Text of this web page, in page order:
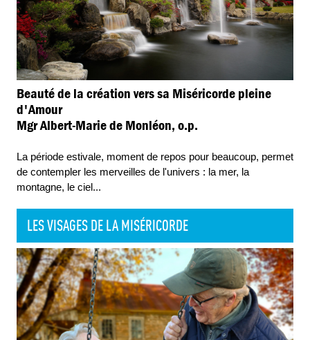
Beauté de la création vers sa Miséricorde pleine
d'Amour
Mgr Albert-Marie de Monléon, o.p.
La période estivale, moment de repos pour beaucoup, permet
de contempler les merveilles de l'univers : la mer, la
montagne, le ciel...
LES VISAGES DE LA MISÉRICORDE